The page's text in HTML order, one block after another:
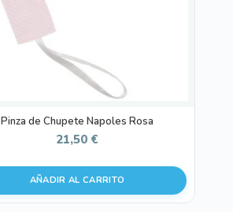
Pinza de Chupete Napoles Rosa
21,50 €
AÑADIR AL CARRITO